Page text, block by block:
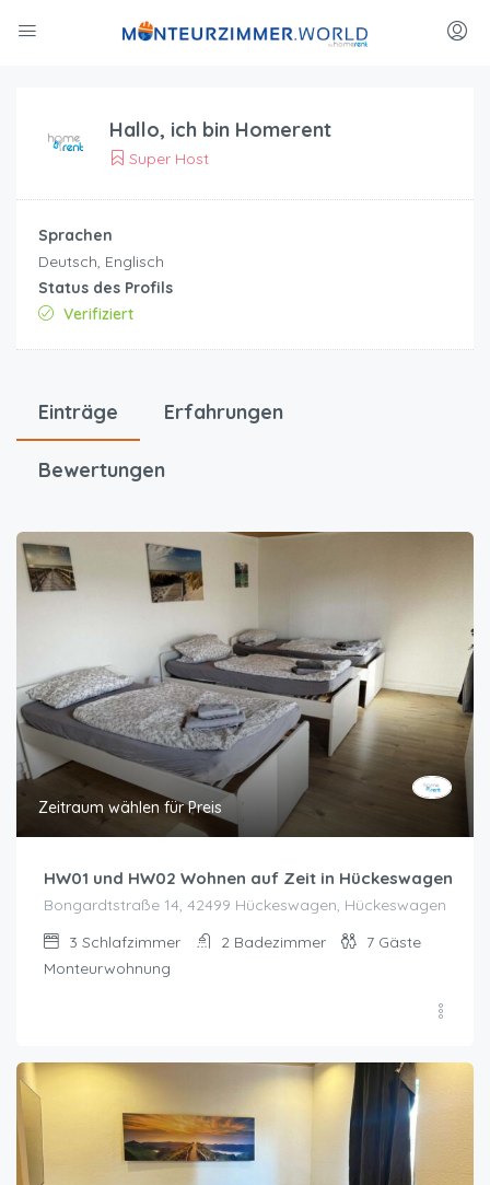
Hallo, ich bin Homerent
Super Host
Sprachen
Deutsch, Englisch
Status des Profils
Verifiziert
Einträge Erfahrungen
Bewertungen
Zeitraum wählen für Preis
HW01 und HW02 Wohnen auf Zeit in Hückeswagen
Bongardtstraße 14, 42499 Hückeswagen, Hückeswagen
3 Schlafzimmer 2 Badezimmer 7 Gäste
Monteurwohnung